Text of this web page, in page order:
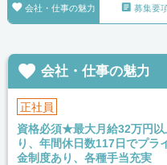
 会社・仕事の魅力  募集要
 会社・仕事の魅力
正社員
資格必須★最大月給32万円
り、年間休日数117日でプラ
金制度あり、各種手当充実